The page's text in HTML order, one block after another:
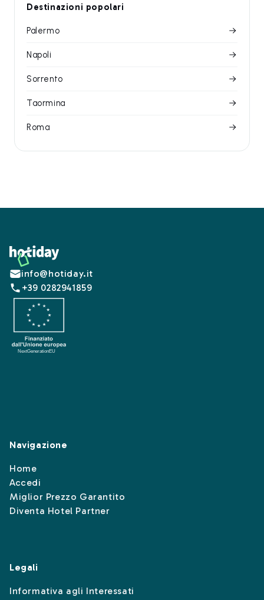
Destinazioni popolari
Palermo
Napoli
Sorrento
Taormina
Roma
Footer
info@hotiday.it
+39 0282941859
Navigazione
Home
Accedi
Miglior Prezzo Garantito
Diventa Hotel Partner
Legali
Informativa agli Interessati